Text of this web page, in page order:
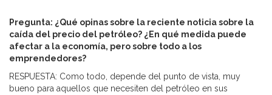
Pregunta: ¿Qué opinas sobre la reciente noticia sobre la
caída del precio del petróleo? ¿En qué medida puede
afectar a la economía, pero sobre todo a los
emprendedores?
RESPUESTA: Como todo, depende del punto de vista, muy
bueno para aquellos que necesiten del petróleo en sus